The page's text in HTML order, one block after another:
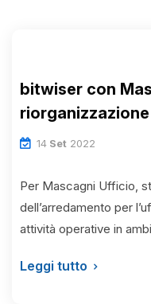
bitwiser con
14 Set 2022
Per Mascagni Ufficio,
dell’arredamento per
attività operative in
Leggi tutto